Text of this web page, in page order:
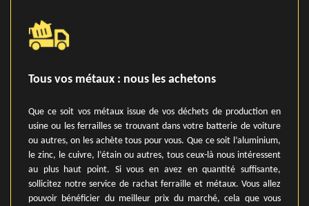
Tous vos métaux : nous les achetons
Que ce soit vos métaux issue de vos déchets de production en
usine ou les ferrailles se trouvant dans votre batterie de voiture
ou autres, on les achète tous pour vous. Que ce soit l’aluminium,
le zinc, le cuivre, l’étain ou autres, tous ceux-là nous intéressent
au plus haut point. Si vous en avez en quantité suffisante,
sollicitez notre service de rachat ferraille et métaux. Vous allez
pouvoir bénéficier du meilleur prix du marché, cela que vous